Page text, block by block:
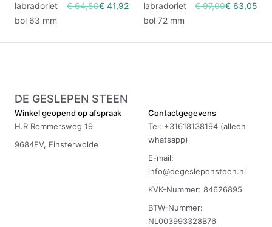
labradoriet
bol 63 mm
€ 64,50€ 41,92
labradoriet
bol 72 mm
€ 97,00€ 63,05
DE GESLEPEN STEEN
Winkel geopend op afspraak
H.R Remmersweg 19
9684EV, Finsterwolde
Contactgegevens
Tel: +31618138194 (alleen
whatsapp)
E-mail:
info@degeslepensteen.nl
KVK-Nummer: 84626895
BTW-Nummer:
NL003993328B76